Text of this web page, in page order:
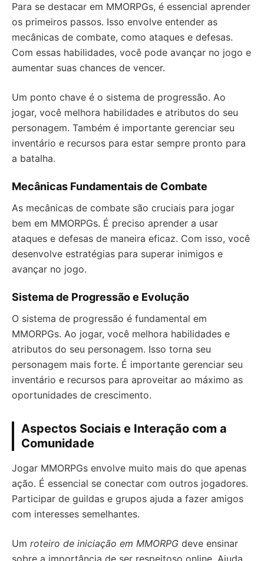
Para se destacar em MMORPGs, é essencial aprender
os primeiros passos. Isso envolve entender as
mecânicas de combate, como ataques e defesas.
Com essas habilidades, você pode avançar no jogo e
aumentar suas chances de vencer.
Um ponto chave é o sistema de progressão. Ao
jogar, você melhora habilidades e atributos do seu
personagem. Também é importante gerenciar seu
inventário e recursos para estar sempre pronto para
a batalha.
Mecânicas Fundamentais de Combate
As mecânicas de combate são cruciais para jogar
bem em MMORPGs. É preciso aprender a usar
ataques e defesas de maneira eficaz. Com isso, você
desenvolve estratégias para superar inimigos e
avançar no jogo.
Sistema de Progressão e Evolução
O sistema de progressão é fundamental em
MMORPGs. Ao jogar, você melhora habilidades e
atributos do seu personagem. Isso torna seu
personagem mais forte. É importante gerenciar seu
inventário e recursos para aproveitar ao máximo as
oportunidades de crescimento.
Aspectos Sociais e Interação com a
Comunidade
Jogar MMORPGs envolve muito mais do que apenas
ação. É essencial se conectar com outros jogadores.
Participar de guildas e grupos ajuda a fazer amigos
com interesses semelhantes.
Um roteiro de iniciação em MMORPG deve ensinar